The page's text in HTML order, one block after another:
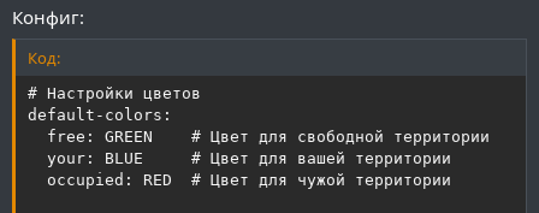
Конфиг:
Код:
# Настройки цветов
default-colors:
  free: GREEN    # Цвет для свободной территории
  your: BLUE     # Цвет для вашей территории
  occupied: RED  # Цвет для чужой территории